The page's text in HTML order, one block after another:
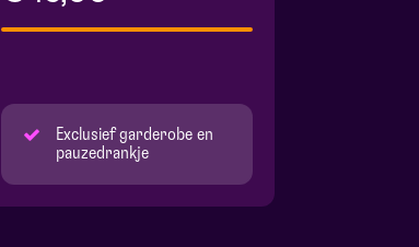
Exclusief garderobe en
pauzedrankje